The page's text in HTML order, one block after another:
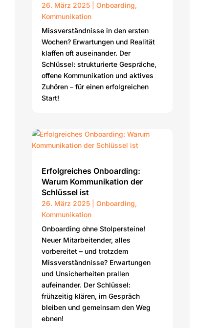
26. März 2025| Onboarding,
Kommunikation
Missverständnisse in den ersten
Wochen? Erwartungen und Realität
klaffen oft auseinander. Der
Schlüssel: strukturierte Gespräche,
offene Kommunikation und aktives
Zuhören – für einen erfolgreichen
Start!
Erfolgreiches Onboarding:
Warum Kommunikation der
Schlüssel ist
26. März 2025| Onboarding,
Kommunikation
Onboarding ohne Stolpersteine!
Neuer Mitarbeitender, alles
vorbereitet – und trotzdem
Missverständnisse? Erwartungen
und Unsicherheiten prallen
aufeinander. Der Schlüssel:
frühzeitig klären, im Gespräch
bleiben und gemeinsam den Weg
ebnen!